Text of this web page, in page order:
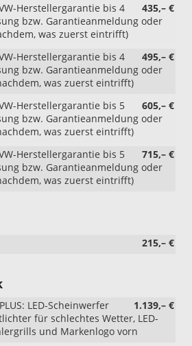
435,– €
Herstellergarantie bis 4
bzw. Garantieanmeldung oder
was zuerst eintrifft)
495,– €
Herstellergarantie bis 4
bzw. Garantieanmeldung oder
was zuerst eintrifft)
605,– €
Herstellergarantie bis 5
bzw. Garantieanmeldung oder
was zuerst eintrifft)
715,– €
Herstellergarantie bis 5
bzw. Garantieanmeldung oder
was zuerst eintrifft)
215,– €
1.139,– €
LED-Scheinwerfer
für schlechtes Wetter, LED-
und Markenlogo vorn